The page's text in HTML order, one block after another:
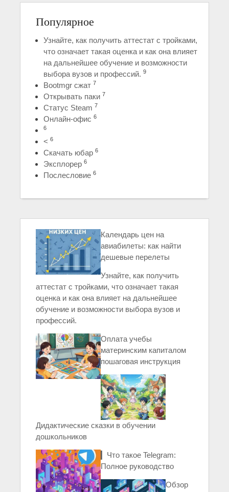
Популярное
Узнайте, как получить аттестат с тройками,
что означает такая оценка и как она влияет
на дальнейшее обучение и возможности
выбора вузов и профессий. 9
Bootmgr сжат 7
Открывать паки 7
Статус Steam 7
Онлайн-офис 6
6
< 6
Скачать юбар 6
Эксплорер 6
Послесловие 6
Календарь цен на
авиабилеты: как найти
дешевые перелеты
Узнайте, как получить
аттестат с тройками, что означает такая
оценка и как она влияет на дальнейшее
обучение и возможности выбора вузов и
профессий.
Оплата учебы
материнским капиталом
пошаговая инструкция
Дидактические сказки в обучении
дошкольников
▎Что такое Telegram:
Полное руководство
Обзор